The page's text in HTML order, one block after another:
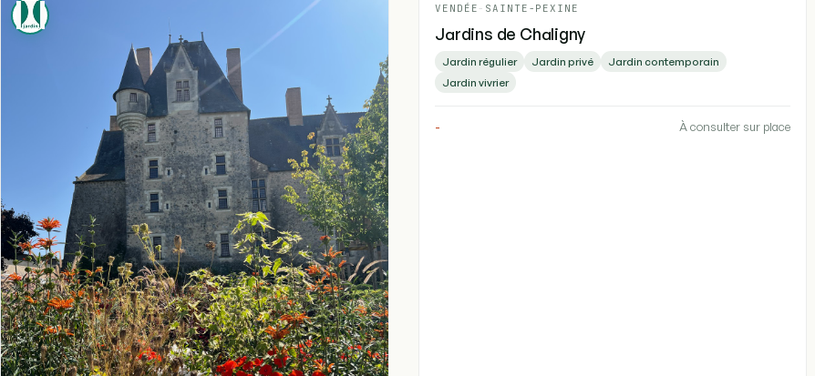
VENDÉE - SAINTE-PEXINE
Jardins de Chaligny
Jardin régulier Jardin privé
Jardin contemporain
Jardin vivrier
- À consulter sur place